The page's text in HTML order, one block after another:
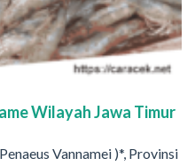
Wilayah Jawa Timur
Vannamei )*, Provinsi